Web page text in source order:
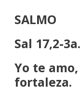
SALMO
Sal 17,2-
Yo te
fortaleza.